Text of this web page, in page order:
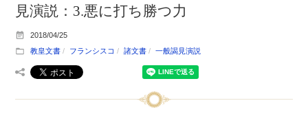
見演説：3.悪に打ち勝つ力
2018/04/25
教皇文書
フランシスコ 諸文書 一般謁見演説